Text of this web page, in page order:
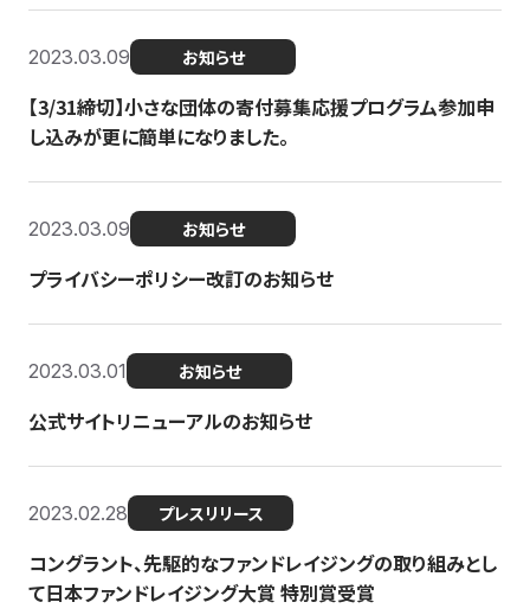
2023.03.09 お知らせ
【3/31締切】小さな団体の寄付募集応援プログラム参加申
し込みが更に簡単になりました。
2023.03.09 お知らせ
プライバシーポリシー改訂のお知らせ
2023.03.01 お知らせ
公式サイトリニューアルのお知らせ
2023.02.28 プレスリリース
コングラント、先駆的なファンドレイジングの取り組みとし
て日本ファンドレイジング大賞 特別賞受賞